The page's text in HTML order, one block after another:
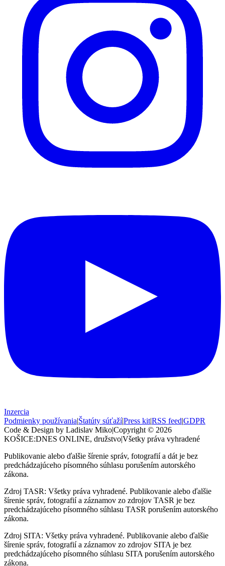
Inzercia
Podmienky používania|Štatúty súťaží|Press kit|RSS feed|GDPR
Code & Design by Ladislav Miko|Copyright © 2026
KOŠICE:DNES ONLINE, družstvo|Všetky práva vyhradené
Publikovanie alebo ďalšie šírenie správ, fotografií a dát je bez
predchádzajúceho písomného súhlasu porušením autorského
zákona.
Zdroj TASR: Všetky práva vyhradené. Publikovanie alebo ďalšie
šírenie správ, fotografií a záznamov zo zdrojov TASR je bez
predchádzajúceho písomného súhlasu TASR porušením autorského
zákona.
Zdroj SITA: Všetky práva vyhradené. Publikovanie alebo ďalšie
šírenie správ, fotografií a záznamov zo zdrojov SITA je bez
predchádzajúceho písomného súhlasu SITA porušením autorského
zákona.